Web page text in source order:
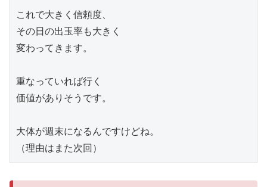
これで大きく信頼度、
その日の出玉率も大きく
変わってきます。
重なっていれば行く
価値がありそうです。
大体が週末になるんですけどね。
（理由はまた次回）